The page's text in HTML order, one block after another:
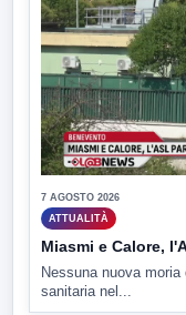
7 AGOSTO 2026
ATTUALITÀ
Miasmi e Calore,
Nessuna nuova
sanitaria nel...